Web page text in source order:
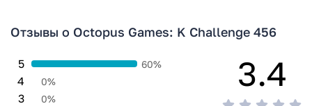
Отзывы о Octopus Games: K Challenge 456
3 0%
4 0%
5 60% 3.4